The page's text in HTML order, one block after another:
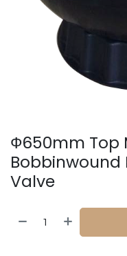
Ф650mm Top
Bobbinwound
Valve